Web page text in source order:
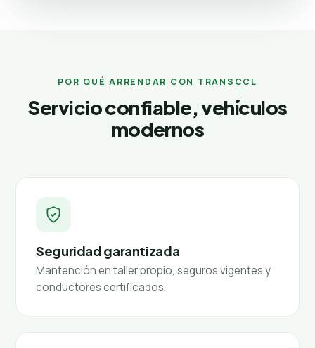
POR QUÉ ARRENDAR CON TRANSCCL
Servicio confiable, vehículos
modernos
Seguridad garantizada
Mantención en taller propio, seguros vigentes y
conductores certificados.